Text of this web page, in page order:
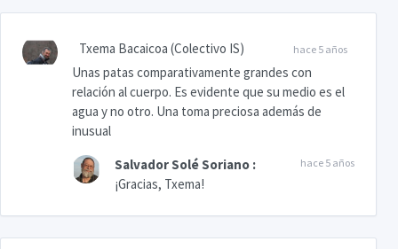
hace 5 años
Txema Bacaicoa (Colectivo IS)
Unas patas comparativamente grandes con
relación al cuerpo. Es evidente que su medio es el
agua y no otro. Una toma preciosa además de
inusual
Salvador Solé Soriano : hace 5 años
¡Gracias, Txema!